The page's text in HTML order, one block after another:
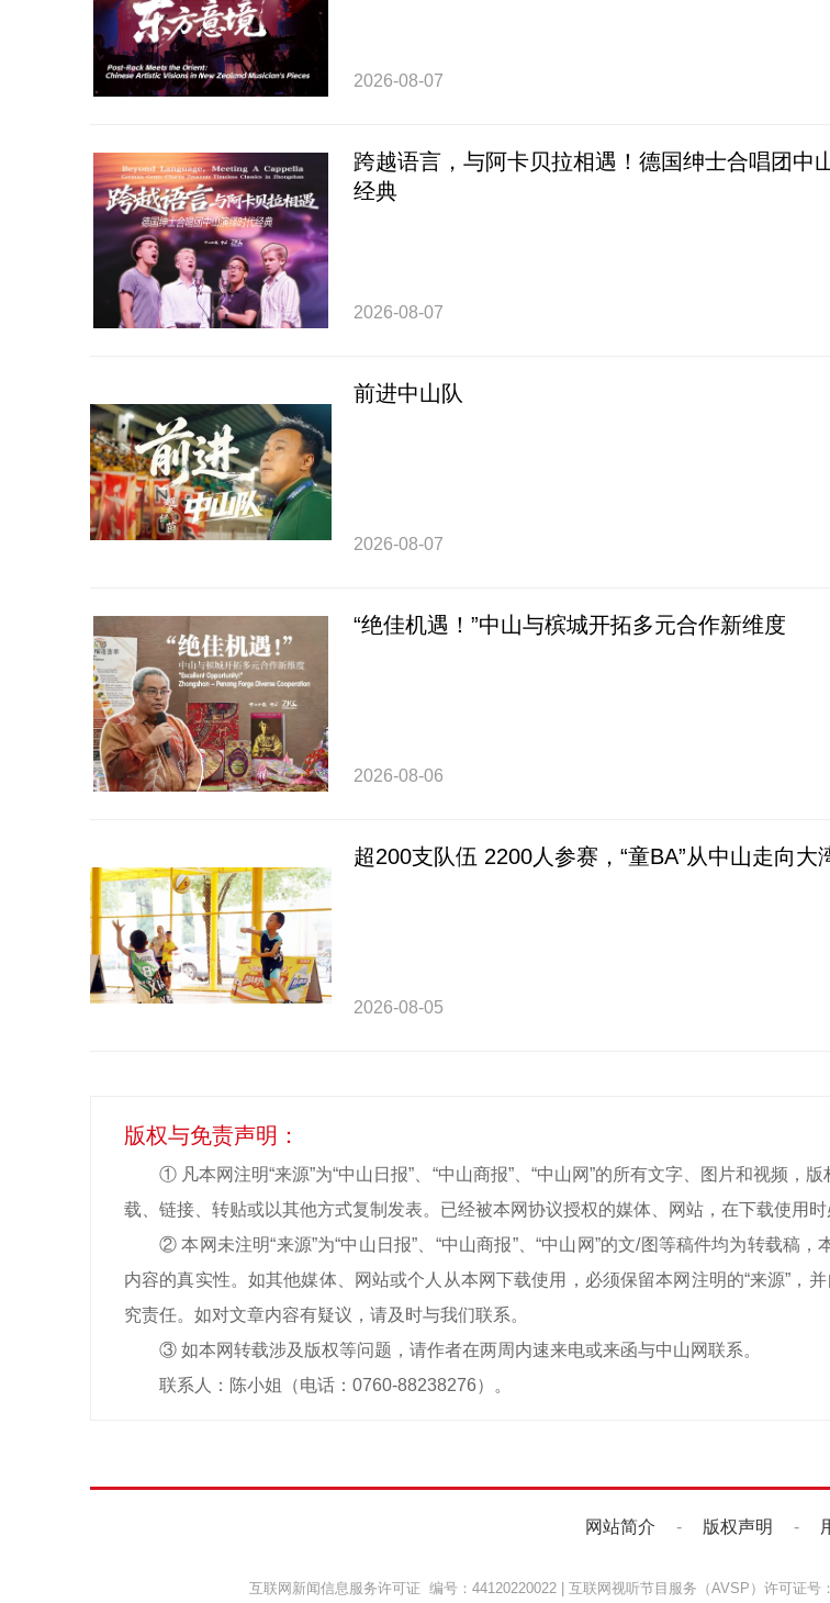
2026-08-07
跨越语言，与阿卡贝拉相遇！德国绅士合唱团中
经典
2026-08-07
前进中山队
2026-08-07
“绝佳机遇！”中山与槟城开拓多元合作新维度
2026-08-06
超200支队伍 2200人参赛，“童BA”从中山走向大
2026-08-05
版权与免责声明：
① 凡本网注明“来源”为“中山日报”、“中山商报”、“中山网”的所有文字、图片和视频
载、链接、转贴或以其他方式复制发表。已经被本网协议授权的媒体、网站，在下载使用时
② 本网未注明“来源”为“中山日报”、“中山商报”、“中山网”的文/图等稿件均为转载稿
内容的真实性。如其他媒体、网站或个人从本网下载使用，必须保留本网注明的“来源”，
究责任。如对文章内容有疑议，请及时与我们联系。
③ 如本网转载涉及版权等问题，请作者在两周内速来电或来函与中山网联系。
联系人：陈小姐（电话：0760-88238276）。
网站简介 - 版权声明 -
互联网新闻信息服务许可证 编号：44120220022 互联网视听节目服务（AVSP）许可证号